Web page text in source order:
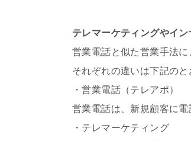
テレマーケティングやイ
営業電話と似た営業手法に
それぞれの違いは下記のと
・営業電話（テレアポ）
営業電話は、新規顧客に
・テレマーケティング